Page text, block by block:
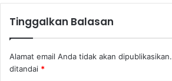
Tinggalkan Balasan
Alamat email Anda tidak akan dipublikasikan.
ditandai *